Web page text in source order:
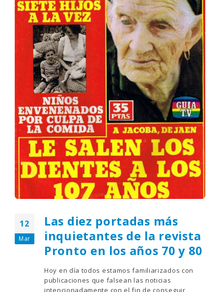
12
Mar
Las diez portadas más
inquietantes de la revista
Pronto en los años 70 y 80
Hoy en día todos estamos familiarizados con
publicaciones que falsean las noticias
intencionadamente con el fin de conseguir